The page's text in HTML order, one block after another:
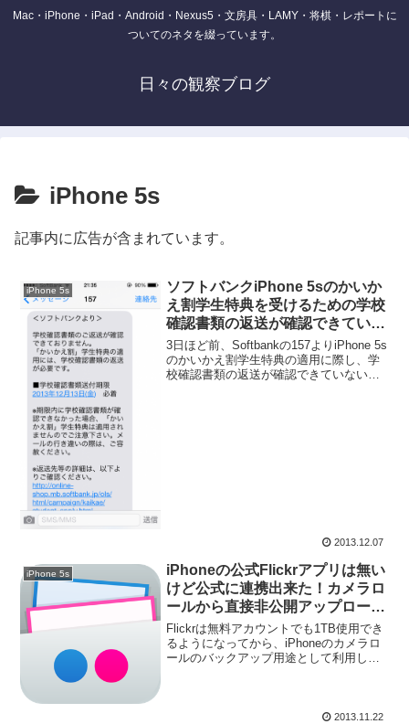
Mac・iPhone・iPad・Android・Nexus5・文房具・LAMY・将棋・レポートに
ついてのネタを綴っています。
日々の観察ブログ
iPhone 5s
記事内に広告が含まれています。
iPhone 5s
ソフトバンクiPhone 5sのかいか
え割学生特典を受けるための学校
確認書類の返送が確認できていな
かった
3日ほど前、Softbankの157よりiPhone 5s
のかいかえ割学生特典の適用に際し、学
校確認書類の返送が確認できていない旨
2013.12.07
iPhone 5s
iPhoneの公式Flickrアプリは無い
けど公式に連携出来た！カメラロ
ールから直接非公開アップロード
も可能！
Flickrは無料アカウントでも1TB使用でき
るようになってから、iPhoneのカメラロ
ールのバックアップ用途として利用して
2013.11.22